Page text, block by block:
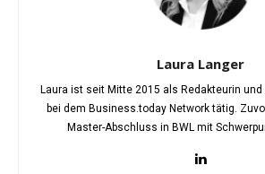
Laura Langer
Laura ist seit Mitte 2015 als Redakteurin
bei dem Business.today Network tätig.
Master-Abschluss in BWL mit